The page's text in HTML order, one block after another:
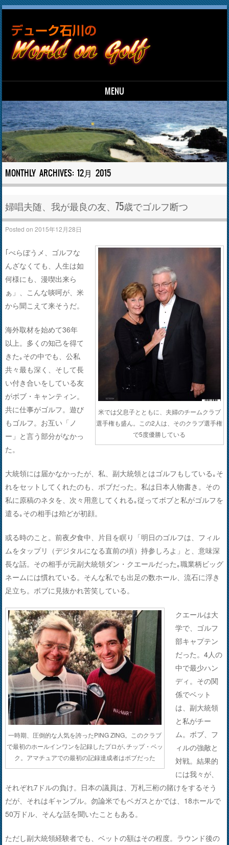
MENU
Skip to content
MONTHLY ARCHIVES:12月 2015
婦唱夫随、我が最良の友、75歳でゴルフ断つ
Posted on2015年12月28日
米では父息子とともに、夫婦のチームクラブ
選手権も盛ん。この2人は、そのクラブ選手権
で5度優勝している
｢べらぼうメ、ゴルフな
んざなくても、人生は如
何様にも、漫喫出来ら
ぁ」、こんな啖呵が、米
から聞こえて来そうだ。
海外取材を始めて36年
以上。多くの知己を得て
きた｡その中でも、公私
共々最も深く、そして長
い付き合いをしている友
がボブ・キャンティン。
共に仕事がゴルフ。遊び
もゴルフ。お互い「ノ
ー」と言う部分がなかっ
た。
大統領には届かなかったが、私、副大統領とはゴルフもしている｡そ
れをセットしてくれたのも、ボブだった。私は日本人物書き。その
私に原稿のネタを、次々用意してくれる｡従ってボブと私がゴルフを
遣る｡その相手は殆どが初顔。
或る時のこと。前夜夕食中、片目を瞑り「明日のゴルフは、フィル
ムをタップリ（デジタルになる直前の頃）持参しろよ」と、意味深
長な話。その相手が元副大統領ダン・クエールだった｡職業柄ビッグ
ネームには慣れている。そんな私でも出足の数ホール、流石に浮き
足立ち。ボブに見抜かれ苦笑している。
一時期、圧倒的な人気を誇ったPING ZING。このクラブ
で最初のホールインワンを記録したプロが､チップ・ベッ
ク。アマチュアでの最初の記録達成者はボブだった
クエールは大
学で、ゴルフ
部キャプテン
だった。4人の
中で最少ハン
ディ。その関
係でベット
は、副大統領
と私がチー
ム。ボブ、フ
ィルの強敵と
対戦。結果的
には我々が、
それぞれ7ドルの負け。日本の議員は、万札三桁の賭けをするそう
だが、それはギャンブル。勿論米でもベガスとかでは、18ホールで
50万ドル、そんな話を聞いたこともある。
ただし副大統領経験者でも、ベットの額はその程度。ラウンド後の